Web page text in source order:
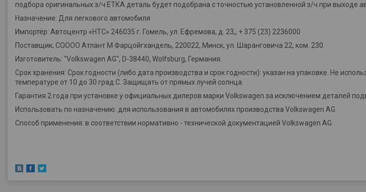
подбора оригинальных з/ч ЕТКА деталь будет подобрана с точностью установленной з/ч при выходе
Назначение: Для легкового автомобиля
Импортёр: Автоцентр «НТС» 246035 г. Гомель, ул. Ефремова, д. 23,, + 375 (23) 2236000
Поставщик; СОООО Атлант М Фарцойгхандель, 220022, Минск, ул. Шаранговича 22, ком. 230.
Изготовитель: "Volkswagen AG", D-38440, Wolfsburg, Германия.
Срок хранения: Срок годности (либо дата производства и срок годности): указан на упаковке. Не
температуре от 10 до 30 град.С. Защищать от прямых лучей солнца.
Гарантия 2 года при установке у официальных дилеров марки Volkswagen за исключением деталей
Использовать по назначению: для использования в автомобилях производства Volkswagen AG.
Способ применения: в соответствии нормативно - технической документацией Volkswagen AG.